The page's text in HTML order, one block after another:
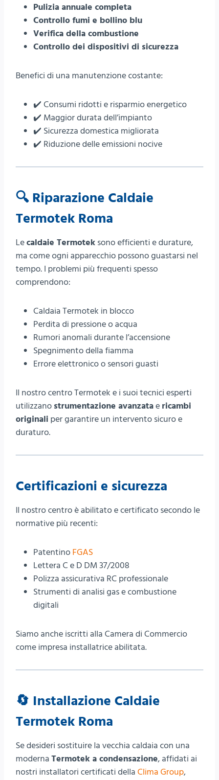
Pulizia annuale completa
Controllo fumi e bollino blu
Verifica della combustione
Controllo dei dispositivi di sicurezza
Benefici di una manutenzione costante:
✔️ Consumi ridotti e risparmio energetico
✔️ Maggior durata dell’impianto
✔️ Sicurezza domestica migliorata
✔️ Riduzione delle emissioni nocive
🔍 Riparazione Caldaie
Termotek Roma
Lecaldaie Termotek sono efficienti e durature,
ma come ogni apparecchio possono guastarsi nel
tempo. I problemi più frequenti spesso
comprendono:
Caldaia Termotek in blocco
Perdita di pressione o acqua
Rumori anomali durante l’accensione
Spegnimento della fiamma
Errore elettronico o sensori guasti
Il nostro centro Termotek e i suoi tecnici esperti
utilizzano strumentazione avanzatae ricambi
originali per garantire un intervento sicuro e
duraturo.
Certificazioni e sicurezza
Il nostro centro è abilitato e certificato secondo le
normative più recenti:
Patentino FGAS
Lettera C e D DM 37/2008
Polizza assicurativa RC professionale
Strumenti di analisi gas e combustione
digitali
Siamo anche iscritti alla Camera di Commercio
come impresa installatrice abilitata.
🔄 Installazione Caldaie
Termotek Roma
Se desideri sostituire la vecchia caldaia con una
moderna Termotek a condensazione, affidati ai
nostri installatori certificati della Clima Group,